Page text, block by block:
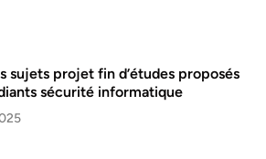
sujets projet fin d’études proposés
sécurité informatique